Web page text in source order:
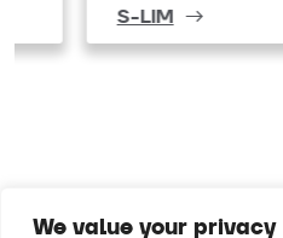
We value your privacy